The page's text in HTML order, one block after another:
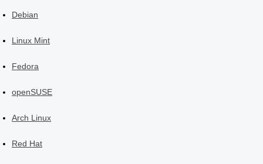
Debian
Linux Mint
Fedora
openSUSE
Arch Linux
Red Hat